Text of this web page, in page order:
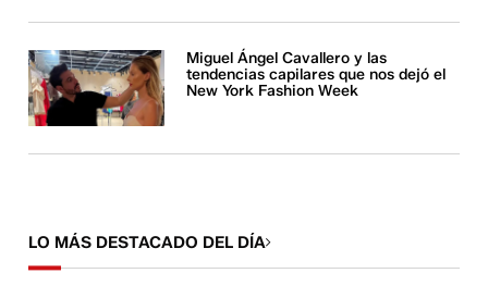
Miguel Ángel Cavallero y las
tendencias capilares que nos dejó el
New York Fashion Week
LO MÁS DESTACADO DEL DÍA